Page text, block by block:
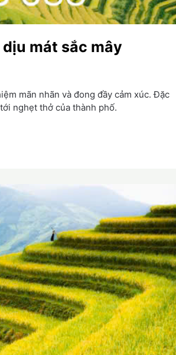
mát sắc mây
mãn nhãn và đong đầy cảm xúc. Đặc
nghẹt thở của thành phố.